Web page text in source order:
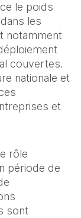
le poids
les
notamment
couvertes.
nationale et
et
rôle
période de
sont